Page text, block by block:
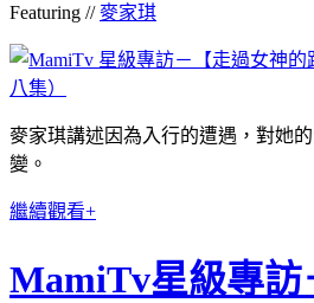
Featuring //麥家琪
麥家琪講述因為入行的遭遇，對她
變。
繼續觀看+
MamiTv星級專訪